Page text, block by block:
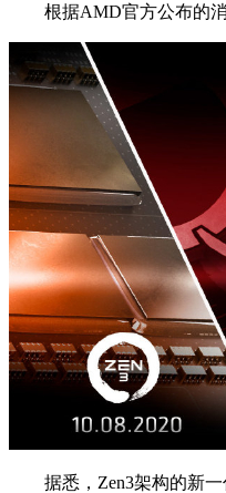
根据AMD官方公布的消息
据悉，Zen3架构的新一代